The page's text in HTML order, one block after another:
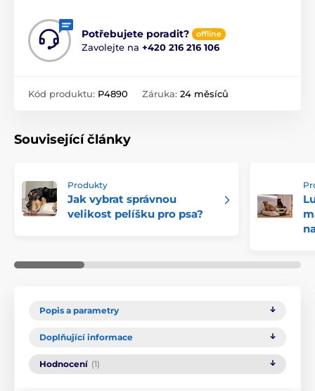
Potřebujete poradit? offline
Zavolejte na +420 216 216 106
Kód produktu: P4890 Záruka: 24 měsíců
Související články
Produkty
Jak vybrat správnou
velikost pelíšku pro psa?
Popis a parametry
Doplňující informace
Hodnocení (1)